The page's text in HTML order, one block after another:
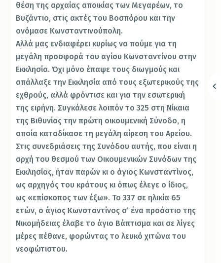
θέση της αρχαίας αποικίας των Μεγαρέων, το
Βυζάντιο, στις ακτές του Βοσπόρου και την
ονόμασε Κωνσταντινούπολη.
Αλλά μας ενδιαφέρει κυρίως να πούμε για τη
μεγάλη προσφορά του αγίου Κωνσταντίνου στην
Εκκλησία. Όχι μόνο έπαψε τους διωγμούς και
απάλλαξε την Εκκλησία από τους εξωτερικούς της
εχθρούς, αλλά φρόντισε και για την εσωτερική
της ειρήνη. Συγκάλεσε λοιπόν το 325 στη Νίκαια
της Βιθυνίας την πρώτη οικουμενική Σύνοδο, η
οποία καταδίκασε τη μεγάλη αίρεση του Αρείου.
Στις συνεδριάσεις της Συνόδου αυτής, που είναι η
αρχή του θεσμού των Οικουμενικών Συνόδων της
Εκκλησίας, ήταν παρών κι ο άγιος Κωνσταντίνος,
ως αρχηγός του κράτους κι όπως έλεγε ο ίδιος,
ως «επίσκοπος των έξω». Το 337 σε ηλικία 65
ετών, ο άγιος Κωνσταντίνος σ’ ένα προάστιο της
Νικομήδειας έλαβε το άγιο Βάπτισμα και σε λίγες
μέρες πέθανε, φορώντας το λευκό χιτώνα του
νεοφώτιστου.